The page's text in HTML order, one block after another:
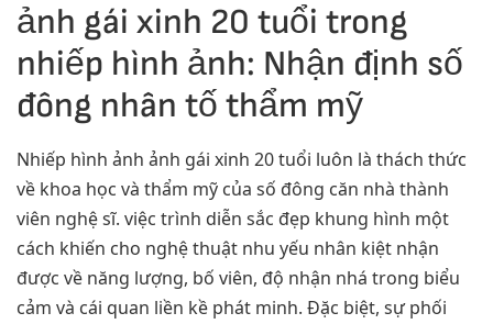
ảnh gái xinh 20 tuổi trong
nhiếp hình ảnh: Nhận định số
đông nhân tố thẩm mỹ
Nhiếp hình ảnh ảnh gái xinh 20 tuổi luôn là thách thức
về khoa học và thẩm mỹ của số đông căn nhà thành
viên nghệ sĩ. việc trình diễn sắc đẹp khung hình một
cách khiến cho nghệ thuật nhu yếu nhân kiệt nhận
được về năng lượng, bố viên, độ nhận nhá trong biểu
cảm và cái quan liền kề phát minh. Đặc biệt, sự phối